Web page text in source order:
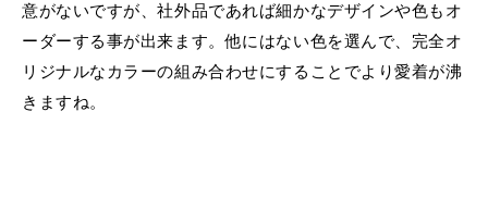
意がないですが、社外品であれば細かなデザインや色もオ
ーダーする事が出来ます。他にはない色を選んで、完全オ
リジナルなカラーの組み合わせにすることでより愛着が沸
きますね。